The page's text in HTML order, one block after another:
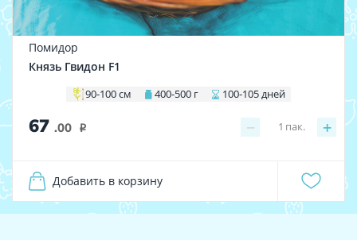
Помидор
Князь Гвидон F1
90-100 см 400-500 г 100-105 дней
67 .00 i − +
1 пак.
Добавить в корзину